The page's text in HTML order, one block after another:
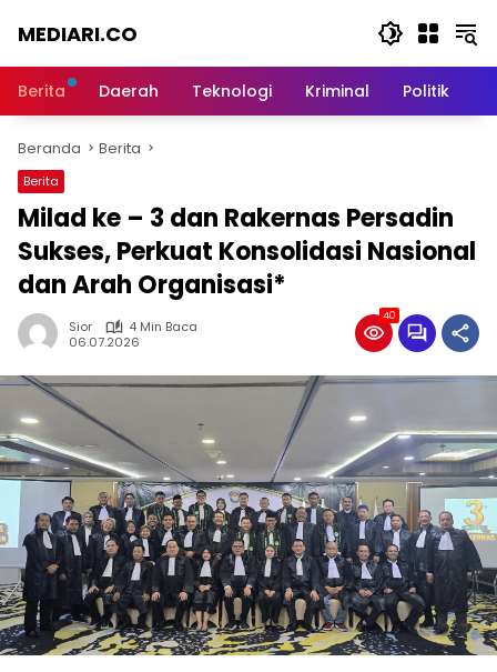
MEDIARI.CO
Berita Daerah Teknologi Kriminal Politik
Beranda Berita
Berita
Milad ke – 3 dan Rakernas Persadin
Sukses, Perkuat Konsolidasi Nasional
dan Arah Organisasi*
Sior
4 Min Baca
06.07.2026
40